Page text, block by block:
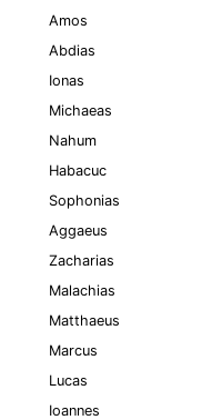
Amos
Abdias
Ionas
Michaeas
Nahum
Habacuc
Sophonias
Aggaeus
Zacharias
Malachias
Matthaeus
Marcus
Lucas
Ioannes